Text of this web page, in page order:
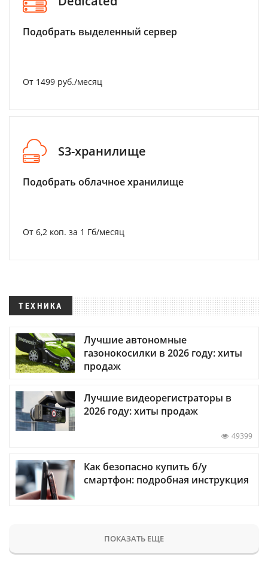
Подобрать выделенный сервер
От 1499 руб./месяц
S3-хранилище
Подобрать облачное хранилище
От 6,2 коп. за 1 Гб/месяц
ТЕХНИКА
Лучшие автономные
газонокосилки в 2026 году: хиты
продаж
Лучшие видеорегистраторы в
2026 году: хиты продаж
49399
Как безопасно купить б/у
смартфон: подробная инструкция
ПОКАЗАТЬ ЕЩЕ